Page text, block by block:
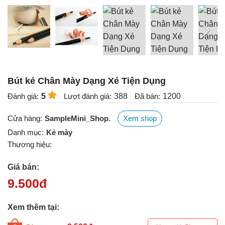
Bút kẻ Chân Mày Dạng Xé Tiện Dụng
Đánh giá: 5 Lượt đánh giá: 388 Đã bán: 1200
Cửa hàng: SampleMini_Shop.
Xem shop
Danh mục: Kẻ mày
Thương hiệu:
Giá bán:
9.500đ
Xem thêm tại: